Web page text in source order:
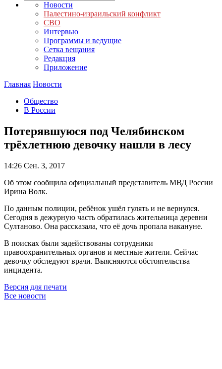
Новости
Палестино-израильский конфликт
СВО
Интервью
Программы и ведущие
Сетка вещания
Редакция
Приложение
Главная Новости
Общество
В России
Потерявшуюся под Челябинском
трёхлетнюю девочку нашли в лесу
14:26 Сен. 3, 2017
Об этом сообщила официальный представитель МВД России
Ирина Волк.
По данным полиции, ребёнок ушёл гулять и не вернулся.
Сегодня в дежурную часть обратилась жительница деревни
Султаново. Она рассказала, что её дочь пропала накануне.
В поисках были задействованы сотрудники
правоохранительных органов и местные жители. Сейчас
девочку обследуют врачи. Выясняются обстоятельства
инцидента.
Версия для печати
Все новости